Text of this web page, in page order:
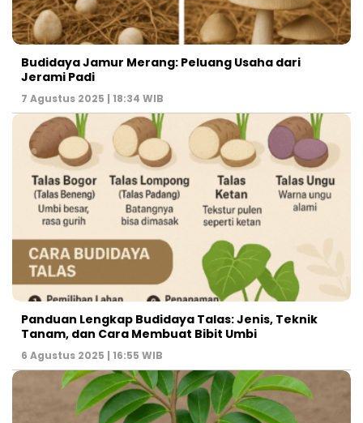
Budidaya Jamur Merang: Peluang Usaha dari
Jerami Padi
7 Agustus 2025 | 18:34 WIB
Panduan Lengkap Budidaya Talas: Jenis, Teknik
Tanam, dan Cara Membuat Bibit Umbi
6 Agustus 2025 | 16:55 WIB